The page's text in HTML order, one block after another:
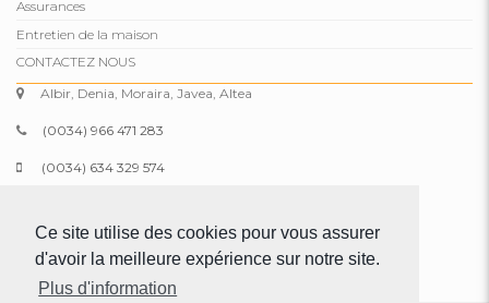
Ce site utilise des cookies pour vous assurer
d'avoir la meilleure expérience sur notre site.
Plus d'information
Assurances
Entretien de la maison
CONTACTEZ NOUS
Albir, Denia, Moraira, Javea, Altea
(0034) 966 471 283
(0034) 634 329 574
www.comparepropertiesspain.com